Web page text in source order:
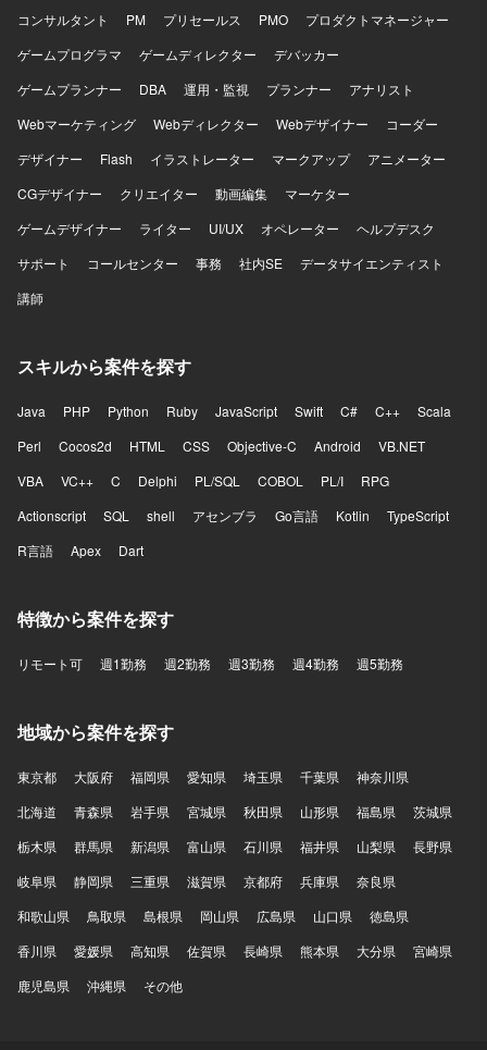
リング基盤、BigQueryやLooker Studioによる分析基盤、
AutifyによるQA自動化、ClaudeやGitHub CopilotなどのAIツ
ダンな開発環境で、アジャイル開発を実践しています。
コンサルタント
PM プリセールス PMO
プロダクトマネージャー
ゲームプログラマ
ゲームディレクター
デバッカー
ゲームプランナー
DBA 運用・監視 プランナー
アナリスト
Webマーケティング
Webディレクター Webデザイナー
コーダー
デザイナー
Flash イラストレーター マークアップ
アニメーター
CGデザイナー
クリエイター 動画編集
マーケター
ゲームデザイナー
ライター UI/UX オペレーター
ヘルプデスク
サポート
コールセンター 事務 社内SE
データサイエンティスト
講師
スキルから案件を探す
Java PHP Python Ruby JavaScript Swift C# C++
Scala
Perl
Cocos2d HTML CSS Objective-C Android
VB.NET
VBA
VC++ C Delphi PL/SQL COBOL PL/I
RPG
Actionscript
SQL shell アセンブラ Go言語 Kotlin
TypeScript
R言語
Apex Dart
特徴から案件を探す
リモート可 週1勤務 週2勤務 週3勤務 週4勤務 週5勤務
地域から案件を探す
東京都 大阪府 福岡県 愛知県 埼玉県 千葉県
神奈川県
北海道
青森県 岩手県 宮城県 秋田県 山形県 福島県
茨城県
栃木県
群馬県 新潟県 富山県 石川県 福井県 山梨県
長野県
岐阜県
静岡県 三重県 滋賀県 京都府 兵庫県
奈良県
和歌山県
鳥取県 島根県 岡山県 広島県 山口県
徳島県
香川県
愛媛県 高知県 佐賀県 長崎県 熊本県 大分県
宮崎県
鹿児島県
沖縄県 その他